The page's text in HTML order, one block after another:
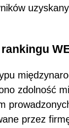
zdolność
przez